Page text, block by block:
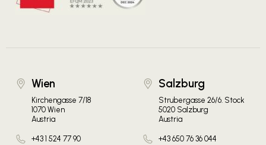
Wien
Kirchengasse 7/18
1070 Wien
Austria
+43 1 524 77 90
Salzburg
Strubergasse 26/6. Stock
5020 Salzburg
Austria
+43 650 76 36 044